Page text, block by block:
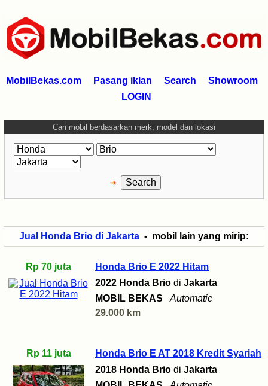
MobilBekas.com Pasang iklan Search
Showroom
LOGIN
Cari mobil berdasarkan merk, model dan lokasi
Jual Honda Brio di Jakarta - mobil lain yang mirip:
Rp 70 juta
Honda Brio E 2022 Hitam
2022 Honda Brio di Jakarta
MOBIL BEKAS
Automatic
29.000 km
Rp 11 juta
Honda Brio E AT 2018 Kredit Syariah
2018 Honda Brio di Jakarta